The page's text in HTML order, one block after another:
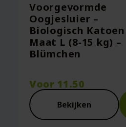
Voorgevormde
Oogjesluier –
Biologisch Katoen
Maat L (8-15 kg) –
Blümchen
Voor 11.50
Bekijken